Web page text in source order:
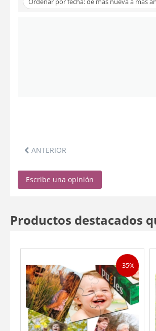
ANTERIOR
Escribe una opinión
Productos destacados
-35%